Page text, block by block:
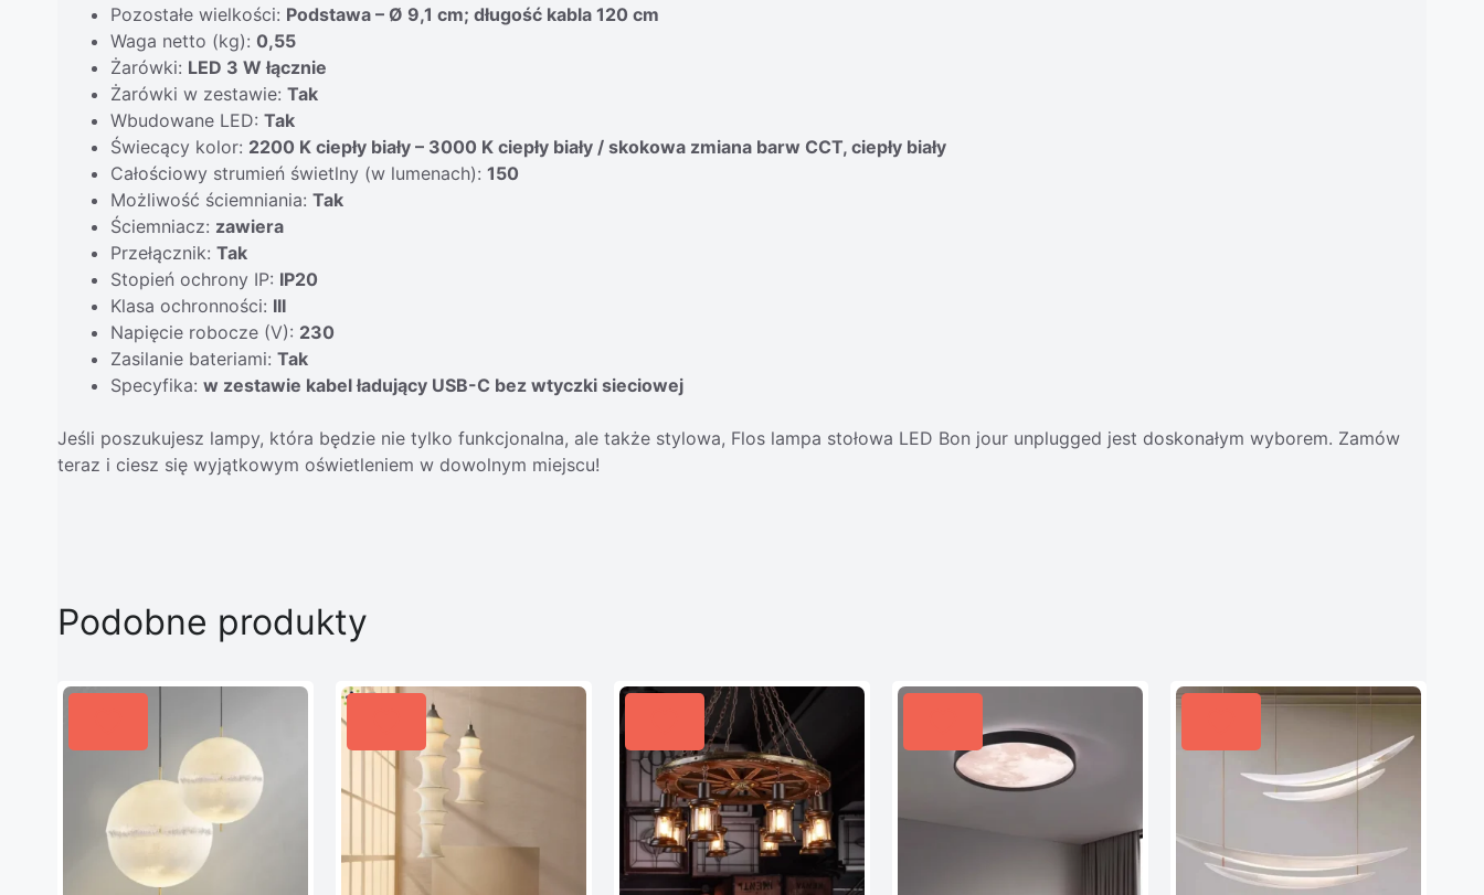
Pozostałe wielkości: Podstawa – Ø 9,1 cm; długość kabla 120 cm
Waga netto (kg): 0,55
Żarówki: LED 3 W łącznie
Żarówki w zestawie: Tak
Wbudowane LED: Tak
Świecący kolor: 2200 K ciepły biały – 3000 K ciepły biały / skokowa zmiana barw CCT, ciepły biały
Całościowy strumień świetlny (w lumenach): 150
Możliwość ściemniania: Tak
Ściemniacz: zawiera
Przełącznik: Tak
Stopień ochrony IP: IP20
Klasa ochronności: III
Napięcie robocze (V): 230
Zasilanie bateriami: Tak
Specyfika: w zestawie kabel ładujący USB-C bez wtyczki sieciowej
Jeśli poszukujesz lampy, która będzie nie tylko funkcjonalna, ale także stylowa, Flos lampa stołowa LED Bon jour unplugged jest doskonałym wyborem. Zamów
teraz i ciesz się wyjątkowym oświetleniem w dowolnym miejscu!
Podobne produkty